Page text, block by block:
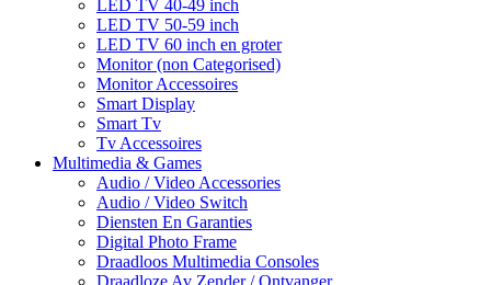
LED TV 40-49 inch
LED TV 50-59 inch
LED TV 60 inch en groter
Monitor (non Categorised)
Monitor Accessoires
Smart Display
Smart Tv
Tv Accessoires
Multimedia & Games
Audio / Video Accessories
Audio / Video Switch
Diensten En Garanties
Digital Photo Frame
Draadloos Multimedia Consoles